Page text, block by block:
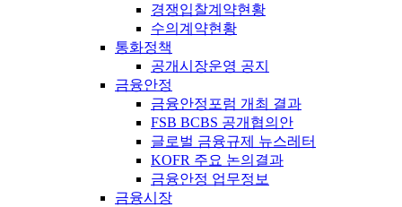
경쟁입찰계약현황
수의계약현황
통화정책
공개시장운영 공지
금융안정
금융안정포럼 개최 결과
FSB BCBS 공개협의안
글로벌 금융규제 뉴스레터
KOFR 주요 논의결과
금융안정 업무정보
금융시장